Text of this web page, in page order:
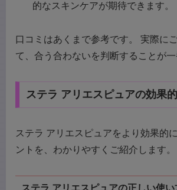
的なスキンケアが期待できます。
口コミはあくまで参考です。 実際に
て、合う合わないを判断することが一
ステラ アリエスピュアの効果
ステラ アリエスピュアをより効果的
ントを、わかりやすくご紹介します。
ステラ アリエスピュアの正しい使い